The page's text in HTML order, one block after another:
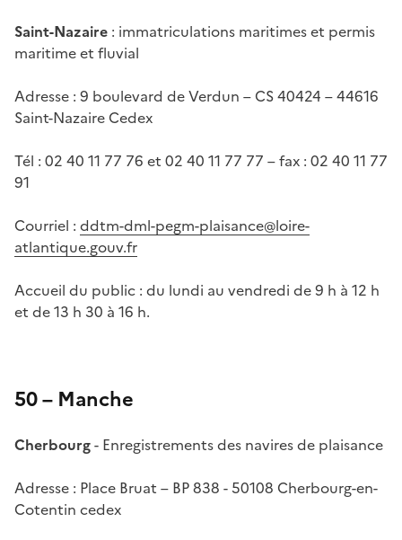
Saint-Nazaire : immatriculations maritimes et permis
maritime et fluvial
Adresse : 9 boulevard de Verdun – CS 40424 – 44616
Saint-Nazaire Cedex
Tél : 02 40 11 77 76 et 02 40 11 77 77 – fax : 02 40 11 77
91
Courriel : ddtm-dml-pegm-plaisance@loire-
atlantique.gouv.fr
Accueil du public : du lundi au vendredi de 9 h à 12 h
et de 13 h 30 à 16 h.
50 – Manche
Cherbourg- Enregistrements des navires de plaisance
Adresse : Place Bruat – BP 838 - 50108 Cherbourg-en-
Cotentin cedex